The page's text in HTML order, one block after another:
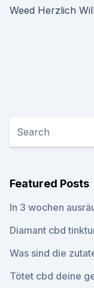
Weed Herzlich
Featured Posts
In 3 wochen
Diamant cbd
Was sind die
Tötet cbd deine